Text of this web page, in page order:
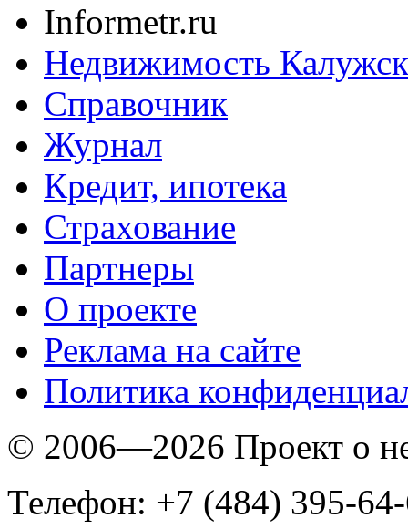
Informetr.ru
Недвижимость
Справочник
Журнал
Кредит, ипотека
Страхование
Партнеры
O проекте
Реклама на сайте
Политика
© 2006—2026 Проект о
Телефон: +7 (484) 395-